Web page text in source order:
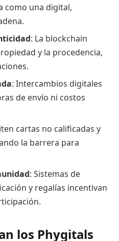
como una digital,
: La blockchain
y la procedencia,
: Intercambios digitales
de envío ni costos
cartas no calificadas y
la barrera para
: Sistemas de
y regalías incentivan
los Phygitals